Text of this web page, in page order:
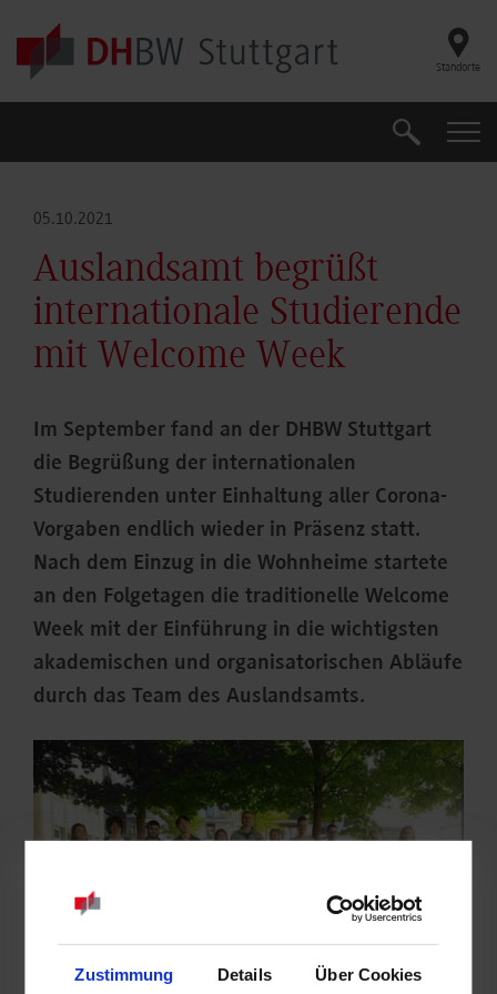
Zustimmung Details Über Cookies
Skip to main content
Standorte
Suche
05.10.2021
Auslandsamt begrüßt
internationale Studierende
mit Welcome Week
Im September fand an der DHBW Stuttgart
die Begrüßung der internationalen
Studierenden unter Einhaltung aller Corona-
Vorgaben endlich wieder in Präsenz statt.
Nach dem Einzug in die Wohnheime startete
an den Folgetagen die traditionelle Welcome
Week mit der Einführung in die wichtigsten
akademischen und organisatorischen Abläufe
durch das Team des Auslandsamts.